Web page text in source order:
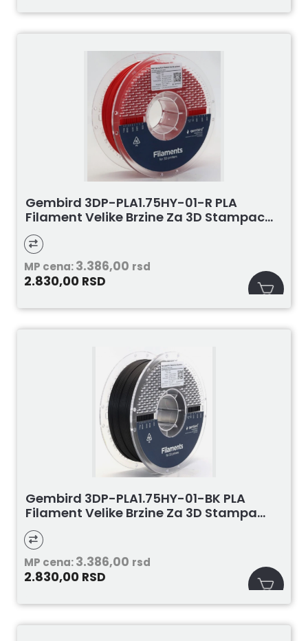
Gembird 3DP-PLA1.75HY-01-R PLA
Filament Velike Brzine Za 3D Stampac...
MP cena:3.386,00 rsd
2.830,00 RSD
Gembird 3DP-PLA1.75HY-01-BK PLA
Filament Velike Brzine Za 3D Stampa...
MP cena:3.386,00 rsd
2.830,00 RSD